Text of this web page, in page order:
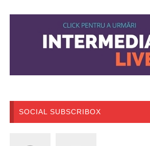
SOCIAL SUBSCRIBOX